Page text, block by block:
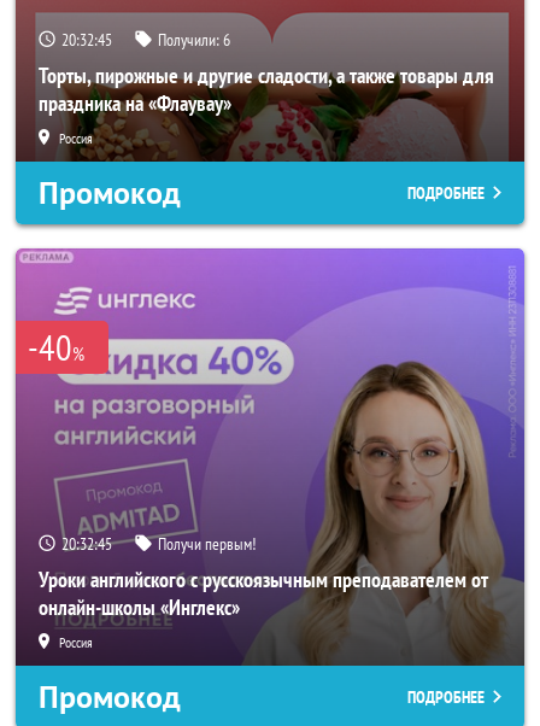
20:32:43 Получили:6
Торты, пирожные и другие сладости, а также товары для
праздника на «Флаувау»
Россия
Промокод ПОДРОБНЕЕ
-40%
20:32:43 Получи первым!
Уроки английского с русскоязычным преподавателем от
онлайн-школы «Инглекс»
Россия
Промокод ПОДРОБНЕЕ